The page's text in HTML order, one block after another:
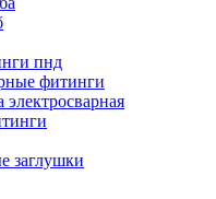
пнд
фитинги
заглушки